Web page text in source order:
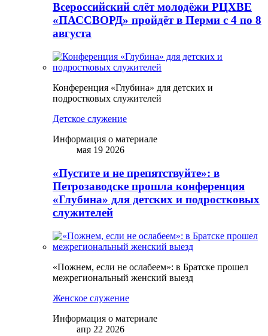
Всероссийский слёт молодёжи РЦХВЕ
«ПАССВОРД» пройдёт в Перми с 4 по 8
августа
Конференция «Глубина» для детских и
подростковых служителей
Детское служение
Информация о материале
мая 19 2026
«Пустите и не препятствуйте»: в
Петрозаводске прошла конференция
«Глубина» для детских и подростковых
служителей
«Пожнем, если не ослабеем»: в Братске прошел
межрегиональный женский выезд
Женское служение
Информация о материале
апр 22 2026